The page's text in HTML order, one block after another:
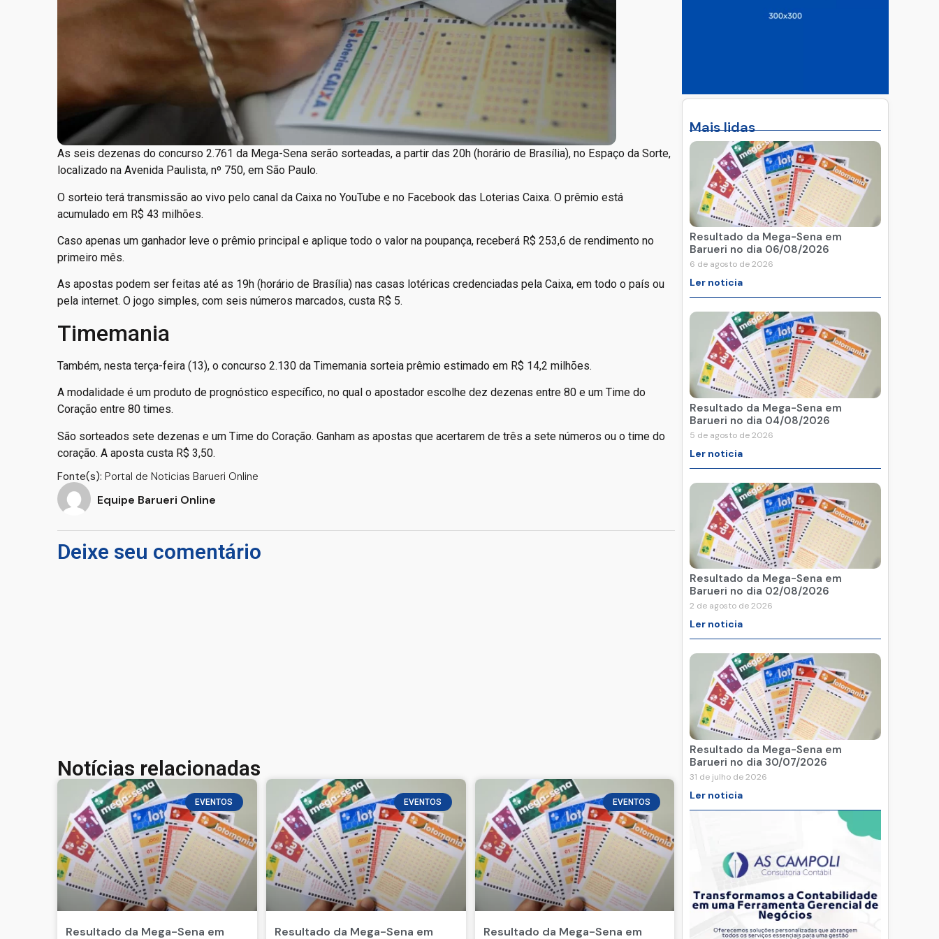
As seis dezenas do concurso 2.761 da Mega-Sena serão sorteadas, a partir das 20h (horário de Brasília), no Espaço da Sorte,
localizado na Avenida Paulista, nº 750, em São Paulo.
O sorteio terá transmissão ao vivo pelo canal da Caixa no YouTube e no Facebook das Loterias Caixa. O prêmio está
acumulado em R$ 43 milhões.
Caso apenas um ganhador leve o prêmio principal e aplique todo o valor na poupança, receberá R$ 253,6 de rendimento no
primeiro mês.
As apostas podem ser feitas até as 19h (horário de Brasília) nas casas lotéricas credenciadas pela Caixa, em todo o país ou
pela internet. O jogo simples, com seis números marcados, custa R$ 5.
Timemania
Também, nesta terça-feira (13), o concurso 2.130 da Timemania sorteia prêmio estimado em R$ 14,2 milhões.
A modalidade é um produto de prognóstico específico, no qual o apostador escolhe dez dezenas entre 80 e um Time do
Coração entre 80 times.
São sorteados sete dezenas e um Time do Coração. Ganham as apostas que acertarem de três a sete números ou o time do
coração. A aposta custa R$ 3,50.
Fonte(s): Portal de Noticias Barueri Online
Equipe Barueri Online
Deixe seu comentário
Notícias relacionadas
EVENTOS
Resultado da Mega-Sena em
EVENTOS
Resultado da Mega-Sena em
EVENTOS
Resultado da Mega-Sena em
Mais lidas
Resultado da Mega-Sena em
Barueri no dia 06/08/2026
6 de agosto de 2026
Ler noticia
Resultado da Mega-Sena em
Barueri no dia 04/08/2026
5 de agosto de 2026
Ler noticia
Resultado da Mega-Sena em
Barueri no dia 02/08/2026
2 de agosto de 2026
Ler noticia
Resultado da Mega-Sena em
Barueri no dia 30/07/2026
31 de julho de 2026
Ler noticia